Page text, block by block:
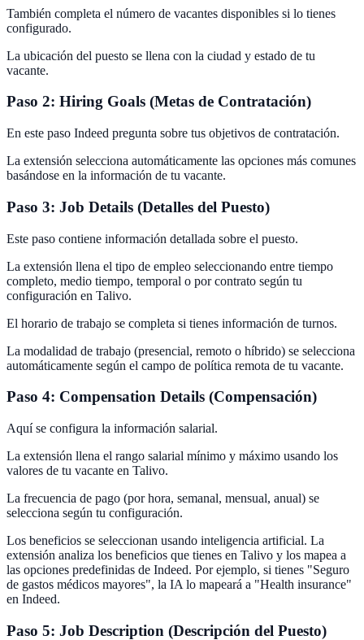
También completa el número de vacantes disponibles si lo tienes
configurado.
La ubicación del puesto se llena con la ciudad y estado de tu
vacante.
Paso 2: Hiring Goals (Metas de Contratación)
En este paso Indeed pregunta sobre tus objetivos de contratación.
La extensión selecciona automáticamente las opciones más comunes
basándose en la información de tu vacante.
Paso 3: Job Details (Detalles del Puesto)
Este paso contiene información detallada sobre el puesto.
La extensión llena el tipo de empleo seleccionando entre tiempo
completo, medio tiempo, temporal o por contrato según tu
configuración en Talivo.
El horario de trabajo se completa si tienes información de turnos.
La modalidad de trabajo (presencial, remoto o híbrido) se selecciona
automáticamente según el campo de política remota de tu vacante.
Paso 4: Compensation Details (Compensación)
Aquí se configura la información salarial.
La extensión llena el rango salarial mínimo y máximo usando los
valores de tu vacante en Talivo.
La frecuencia de pago (por hora, semanal, mensual, anual) se
selecciona según tu configuración.
Los beneficios se seleccionan usando inteligencia artificial. La
extensión analiza los beneficios que tienes en Talivo y los mapea a
las opciones predefinidas de Indeed. Por ejemplo, si tienes "Seguro
de gastos médicos mayores", la IA lo mapeará a "Health insurance"
en Indeed.
Paso 5: Job Description (Descripción del Puesto)